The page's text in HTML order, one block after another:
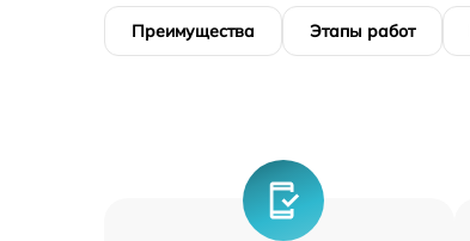
Преимущества Этапы работ